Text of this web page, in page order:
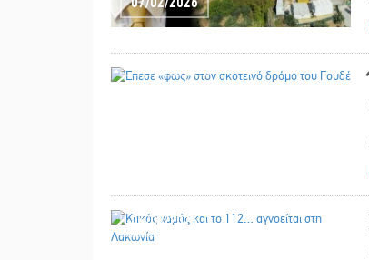
06/02/2026